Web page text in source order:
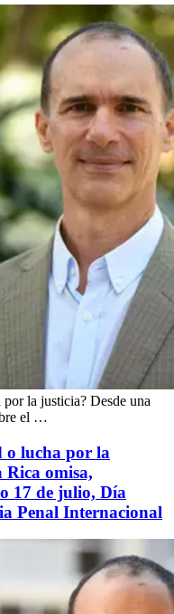
la justicia? Desde una
el …
o lucha por la
Rica omisa,
17 de julio, Día
Penal Internacional